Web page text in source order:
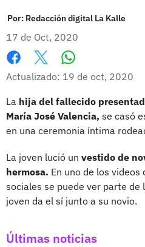
Por: Redacción digital La Kalle
17 de Oct, 2020
Facebook
X
Actualizado: 19 de oct, 2020
La hija del fallecido
María José Valencia, se casó
en una ceremonia íntima
La joven lució un vestido de
hermosa. En uno de los
sociales se puede ver parte de
joven da el sí junto a su novio.
Últimas noticias